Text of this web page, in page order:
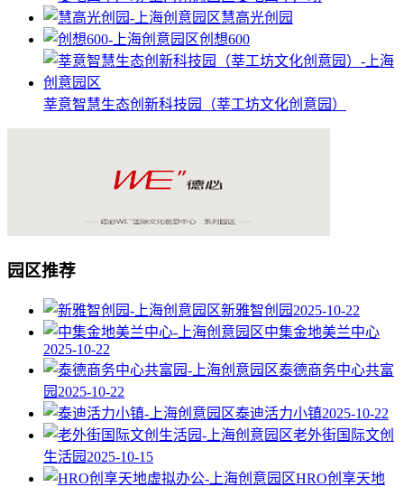
慧高光创园
创想600
莘意智慧生态创新科技园（莘工坊文化创意园）
园区推荐
新雅智创园 2025-10-22
中集金地美兰中心
2025-10-22
泰德商务中心共富
园 2025-10-22
泰迪活力小镇2025-10-22
老外街国际文创
生活园 2025-10-15
HRO创享天地